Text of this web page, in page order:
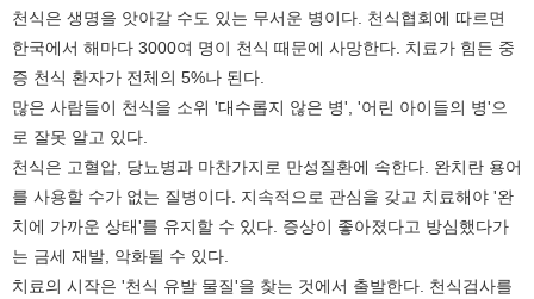
천식은 생명을 앗아갈 수도 있는 무서운 병이다. 천식협회에 따르면
한국에서 해마다 3000여 명이 천식 때문에 사망한다. 치료가 힘든 중
증 천식 환자가 전체의 5%나 된다.
많은 사람들이 천식을 소위 '대수롭지 않은 병', '어린 아이들의 병'으
로 잘못 알고 있다.
천식은 고혈압, 당뇨병과 마찬가지로 만성질환에 속한다. 완치란 용어
를 사용할 수가 없는 질병이다. 지속적으로 관심을 갖고 치료해야 '완
치에 가까운 상태'를 유지할 수 있다. 증상이 좋아졌다고 방심했다가
는 금세 재발, 악화될 수 있다.
치료의 시작은 '천식 유발 물질'을 찾는 것에서 출발한다. 천식검사를